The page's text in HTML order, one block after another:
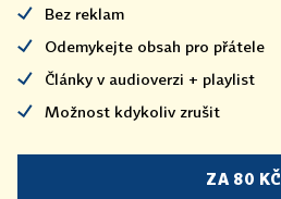
Bez reklam
Odemykejte obsah pro přátele
Články v audioverzi + playlist
Možnost kdykoliv zrušit
ZA 80 KČ